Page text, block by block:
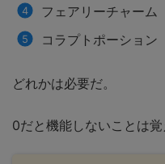
フェアリーチャーム
コラプトポーション
どれかは必要だ。
0だと機能しないことは覚